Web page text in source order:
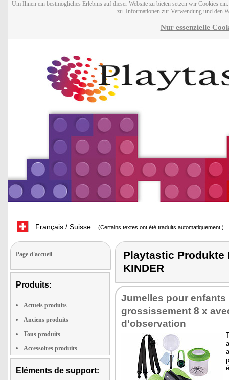
Um Ihnen ein bestmögliches Erlebnis auf dieser Website zu bieten setzen wir Cookies
zu. Informationen zur Verwendung und den
Nur essenzielle
Français / Suisse (Certains textes ont été traduits automatiquement.)
Page d'accueil
Produits:
Actuels produits
Anciens produits
Tous produits
Accessoires produits
Eléments de support:
Playtastic Produkte
KINDER
Jumelles pour enfants
grossissement 8 x
d'observation